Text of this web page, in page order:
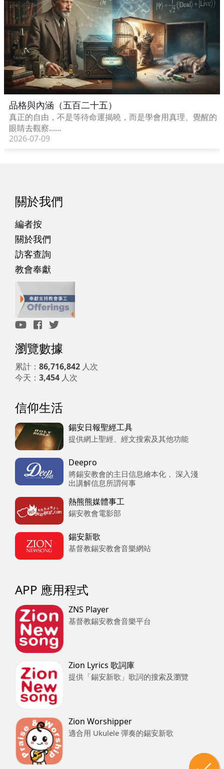
品格與內涵（五百二十五）
真正的自由，不是等待命運揭曉，而是學會用真理、覺醒的
眼睛去觀察......
2026-07-09
關於我們
編者按
關於我們
訪客查詢
教會奉獻
瀏覽數據
累計： 86,716,842 人次
今天： 3,454 人次
信仰生活
錫安日報聖經工具
提供網上聖經、經文搜索及其他功能
Deepro
將錫安教會的主日信息繪本化， 深入淺
出講解信息所謂何事
熱熊熊媒體事工
錫安教會電影部
錫安新歌
基督教錫安教會音樂網站
APP 應用程式
ZNS Player
基督教錫安教會音樂平台
Zion Lyrics 歌詞庫
提供「錫安新歌」歌詞的搜索及瀏覽
Zion Worshipper
適合用 Ukulele 彈奏的錫安新歌